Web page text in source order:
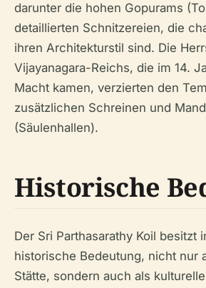
darunter die hohen Gopurams
detaillierten Schnitzereien, die
ihren Architekturstil sind. Die
Vijayanagara-Reichs, die im 14.
Macht kamen, verzierten den
zusätzlichen Schreinen und
(Säulenhallen).
Historische
Der Sri Parthasarathy Koil besitzt
historische Bedeutung, nicht nur
Stätte, sondern auch als